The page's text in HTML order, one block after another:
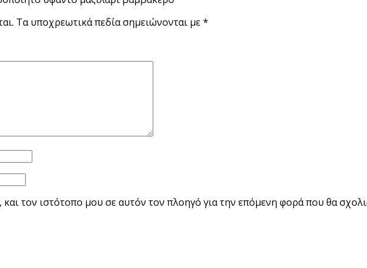
Τα υποχρεωτικά πεδία σημειώνονται με*
τον ιστότοπο μου σε αυτόν τον πλοηγό για την επόμενη φορά που θα